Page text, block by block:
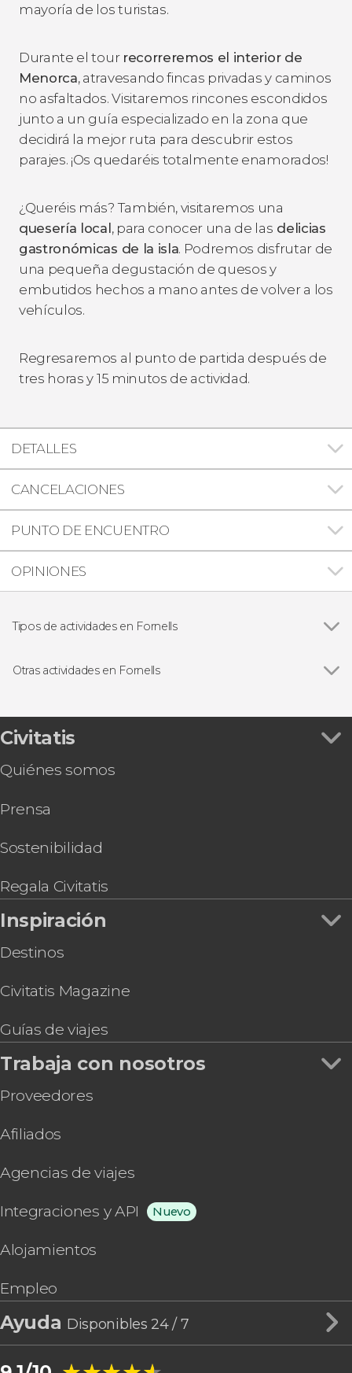
mayoría de los turistas.
Durante el tour recorreremos el interior de
Menorca, atravesando fincas privadas y caminos
no asfaltados. Visitaremos rincones escondidos
junto a un guía especializado en la zona que
decidirá la mejor ruta para descubrir estos
parajes. ¡Os quedaréis totalmente enamorados!
¿Queréis más? También, visitaremos una
quesería local, para conocer una de las delicias
gastronómicas de la isla. Podremos disfrutar de
una pequeña degustación de quesos y
embutidos hechos a mano antes de volver a los
vehículos.
Regresaremos al punto de partida después de
tres horas y 15 minutos de actividad.
DETALLES
CANCELACIONES
PUNTO DE ENCUENTRO
OPINIONES
Tipos de actividades en Fornells
Otras actividades en Fornells
Menorca
Tour panorámico al atardecer por Menorca
Alquiler de paddle surf en Fornells
Menorca
Menorca
Excursión en lancha a las calas de Tosqueta y
Pudent + Snorkel en la cueva de Ses Bruixes
Civitatis
Quiénes somos
Prensa
Sostenibilidad
Regala Civitatis
Inspiración
Destinos
Civitatis Magazine
Guías de viajes
Trabaja con nosotros
Proveedores
Afiliados
Agencias de viajes
Integraciones y API Nuevo
Alojamientos
Empleo
Ayuda Disponibles 24 / 7